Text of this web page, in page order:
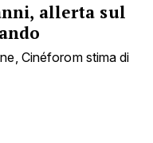
allerta sul
Cinéforom stima di